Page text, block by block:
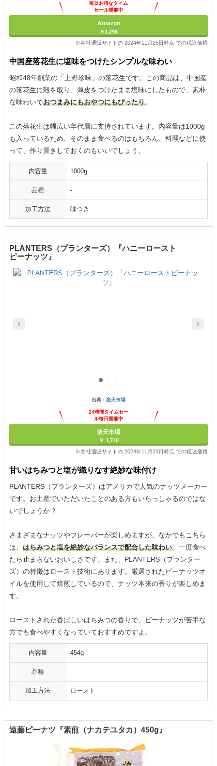
毎日お得なタイム
セール開催中
Amazon
￥1,296
※各社通販サイトの 2024年11月25日時点 での税込価格
中国産落花生に塩味をつけたシンプルな味わい
昭和48年創業の「上野珍味」の落花生です。この商品は、中国産
の落花生に殻を取り、薄皮をつけたまま塩味にしたもので、素朴
な味わいでおつまみにもおやつにもぴったり。
この落花生は幅広い年代層に支持されています。内容量は1000g
も入っているため、そのまま食べるのはもちろん、料理などに使
って、作り置きしておくのもいいでしょう。
内容量 1000g
品種 -
加工方法 味つき
PLANTERS（プランターズ）『ハニーロースト
ピーナッツ』
出典： 楽天市場
24時間タイムセー
ル毎日開催中
楽天市場
￥ 1,740
※各社通販サイトの 2024年11月23日時点 での税込価格
甘いはちみつと塩が織りなす絶妙な味付け
PLANTERS（プランターズ）はアメリカで人気のナッツメーカー
です。お土産でいただいたことのある方もいらっしゃるのではな
いでしょうか？
さまざまなナッツやフレーバーが楽しめますが、なかでもこちら
は、 はちみつと塩を絶妙なバランスで配合した味わい。一度食べ
たら止まらないおいしさです。また、PLANTERS（プランター
ズ）の特徴はロースト技術にあります。厳選されたピーナッツオ
イルを使用して焙煎しているので、ナッツ本来の香りが楽しめま
す。
ローストされた香ばしいはちみつの香りで、ピーナッツが苦手な
方でも食べやすくなっていておすすめですよ。
内容量 454g
品種 -
加工方法 ロースト
遠藤ピーナツ『素煎（ナカテユタカ）450g』